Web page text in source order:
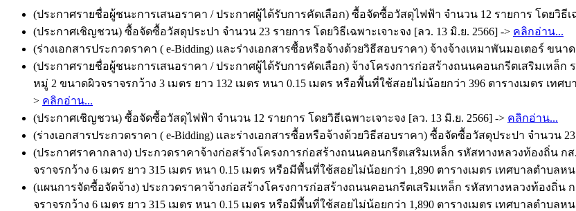
(ประกาศรายชื่อผู้ชนะการเสนอราคา / ประกาศผู้ได้รับการคัดเลือก) ซื้อจัดซื้อวัสดุไฟฟ้า จำนวน 12 รายการ โดยวิธีเฉ
(ประกาศเชิญชวน) ซื้อจัดซื้อวัสดุประปา จำนวน 23 รายการ โดยวิธีเฉพาะเจาะจง [ลว. 13 มิ.ย. 2566] -> คลิกอ่าน...
(ร่างเอกสารประกวดราคา ( e-Bidding) และร่างเอกสารซื้อหรือจ้างด้วยวิธีสอบราคา) จ้างจ้างเหมาพันมอเตอร์ ขนา
(ประกาศรายชื่อผู้ชนะการเสนอราคา / ประกาศผู้ได้รับการคัดเลือก) จ้างโครงการก่อสร้างถนนคอนกรีตเสริมเหล็ก
หมู่ 2 ขนาดผิวจราจรกว้าง 3 เมตร ยาว 132 เมตร หนา 0.15 เมตร หรือพื้นที่ใช้สอยไม่น้อยกว่า 396 ตารางเมตร เท
> คลิกอ่าน...
(ประกาศเชิญชวน) ซื้อจัดซื้อวัสดุไฟฟ้า จำนวน 12 รายการ โดยวิธีเฉพาะเจาะจง [ลว. 13 มิ.ย. 2566] -> คลิกอ่าน...
(ร่างเอกสารประกวดราคา ( e-Bidding) และร่างเอกสารซื้อหรือจ้างด้วยวิธีสอบราคา) ซื้อจัดซื้อวัสดุประปา จำนวน 23
(ประกาศราคากลาง) ประกวดราคาจ้างก่อสร้างโครงการก่อสร้างถนนคอนกรีตเสริมเหล็ก รหัสทางหลวงท้องถิ่น
จราจรกว้าง 6 เมตร ยาว 315 เมตร หนา 0.15 เมตร หรือมีพื้นที่ใช้สอยไม่น้อยกว่า 1,890 ตารางเมตร เทศบาลตำบลหน
(แผนการจัดซื้อจัดจ้าง) ประกวดราคาจ้างก่อสร้างโครงการก่อสร้างถนนคอนกรีตเสริมเหล็ก รหัสทางหลวงท้องถิ่น
จราจรกว้าง 6 เมตร ยาว 315 เมตร หนา 0.15 เมตร หรือมีพื้นที่ใช้สอยไม่น้อยกว่า 1,890 ตารางเมตร เทศบาลตำบลหน